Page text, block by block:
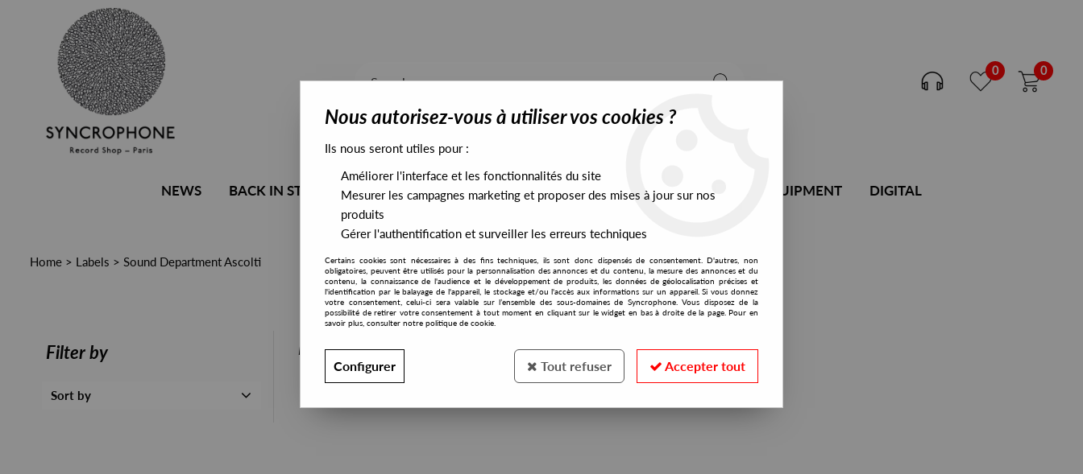
0 0
NEWS BACK IN STOCK ALL STOCK EXCLUSIVES PRESALES EXCLUSIVES DJ EQUIPMENT DIGITAL
Home > Labels > Sound Department Ascolti
Filter by
Sort by
PRESALES EXCLUSIVES
Nous autorisez-vous à utiliser vos cookies ?
Ils nous seront utiles pour :
Améliorer l'interface et les fonctionnalités du site
Mesurer les campagnes marketing et proposer des mises à jour sur nos
produits
Gérer l'authentification et surveiller les erreurs techniques
Certains cookies sont nécessaires à des fins techniques, ils sont donc dispensés de consentement. D'autres, non
obligatoires, peuvent être utilisés pour la personnalisation des annonces et du contenu, la mesure des annonces et du
contenu, la connaissance de l'audience et le développement de produits, les données de géolocalisation précises et
l'identification par le balayage de l'appareil, le stockage et/ou l'accès aux informations sur un appareil. Si vous donnez
votre consentement, celui-ci sera valable sur l’ensemble des sous-domaines de Syncrophone. Vous disposez de la
possibilité de retirer votre consentement à tout moment en cliquant sur le widget en bas à droite de la page. Pour en
savoir plus, consulter notre politique de cookie.
Configurer Tout refuser Accepter tout